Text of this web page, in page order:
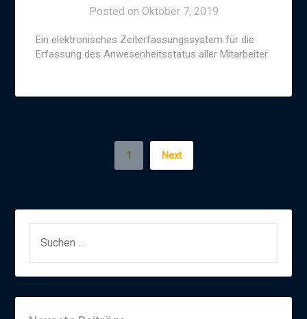
Posted on Oktober 7, 2019
Ein elektronisches Zeiterfassungssystem für die
Erfassung des Anwesenheitsstatus aller Mitarbeiter
1 Next
NACH: